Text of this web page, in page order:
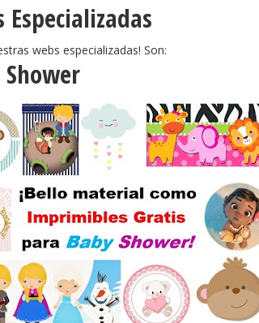
Especializadas
webs especializadas! Son: